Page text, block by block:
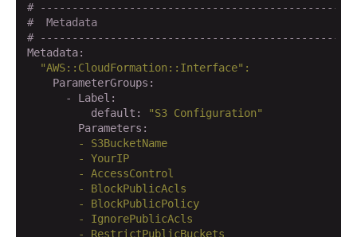
#
#  Metadata
#
Metadata:
"AWS::CloudFormation::Interface" :
    ParameterGroups:
      - Label:
          default:
"S3 Configuration"
        Parameters:
        -
S3BucketName
        -
YourIP
        -
AccessControl
        -
BlockPublicAcls
        -
BlockPublicPolicy
        -
IgnorePublicAcls
        -
RestrictPublicBuckets